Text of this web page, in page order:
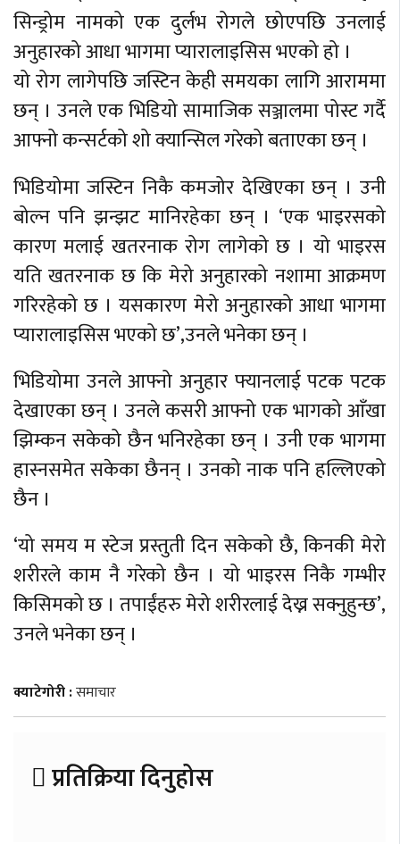
सिन्ड्रोम नामको एक दुर्लभ रोगले छोएपछि उनलाई
अनुहारको आधा भागमा प्यारालाइसिस भएको हो ।
यो रोग लागेपछि जस्टिन केही समयका लागि आराममा
छन् । उनले एक भिडियो सामाजिक सञ्जालमा पोस्ट गर्दै
आफ्नो कन्सर्टको शो क्यान्सिल गरेको बताएका छन् ।
भिडियोमा जस्टिन निकै कमजोर देखिएका छन् । उनी
बोल्न पनि झन्झट मानिरहेका छन् । ‘एक भाइरसको
कारण मलाई खतरनाक रोग लागेको छ । यो भाइरस
यति खतरनाक छ कि मेरो अनुहारको नशामा आक्रमण
गरिरहेको छ । यसकारण मेरो अनुहारको आधा भागमा
प्यारालाइसिस भएको छ’,उनले भनेका छन् ।
भिडियोमा उनले आफ्नो अनुहार फ्यानलाई पटक पटक
देखाएका छन् । उनले कसरी आफ्नो एक भागको आँखा
झिम्कन सकेको छैन भनिरहेका छन् । उनी एक भागमा
हास्नसमेत सकेका छैनन् । उनको नाक पनि हल्लिएको
छैन ।
‘यो समय म स्टेज प्रस्तुती दिन सकेको छै, किनकी मेरो
शरीरले काम नै गरेको छैन । यो भाइरस निकै गम्भीर
किसिमको छ । तपाईंहरु मेरो शरीरलाई देख्न सक्नुहुन्छ’,
उनले भनेका छन् ।
क्याटेगोरी :समाचार
प्रतिक्रिया दिनुहोस